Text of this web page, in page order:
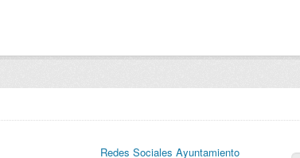
Redes Sociales Ayuntamiento